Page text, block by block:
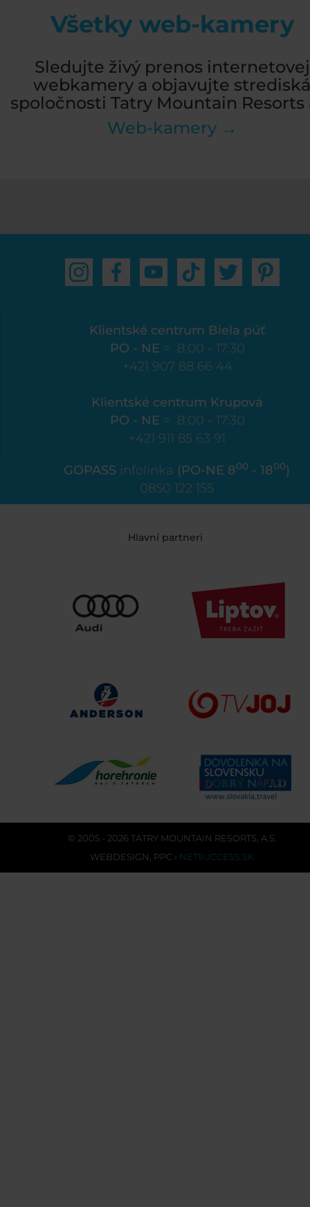
Všetky web-kamery
Sledujte živý prenos internetovej
webkamery a objavujte strediská
spoločnosti Tatry Mountain Resorts
Web-kamery →
Klientské centrum Biela púť
PO - NE = 8:00 - 17:30
+421 907 88 66 44
Klientské centrum Krupová
PO - NE = 8:00 - 17:30
+421 911 85 63 91
GOPASS infolinka (PO-NE 800 - 1800)
0850 122 155
Hlavní partneri
© 2005 - 2026 TATRY MOUNTAIN RESORTS, A.S.
WEBDESIGN PPC › NETSUCCESS.SK